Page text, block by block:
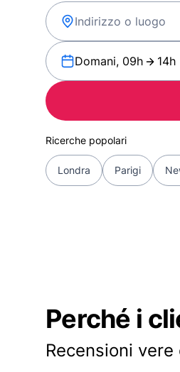
Domani, 09h 14h
Ricerche popolari
Londra Parigi
Perché i
Recensioni